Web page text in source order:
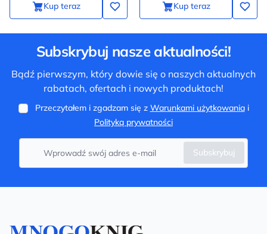
Kup teraz Kup teraz
Subskrybuj nasze aktualności!
Bądź pierwszym, który dowie się o naszych aktualnych
rabatach, ofertach i nowych produktach!
Przeczytałem i zgadzam się z Warunkami użytkowaniai
Polityką prywatności
Subskrybuj